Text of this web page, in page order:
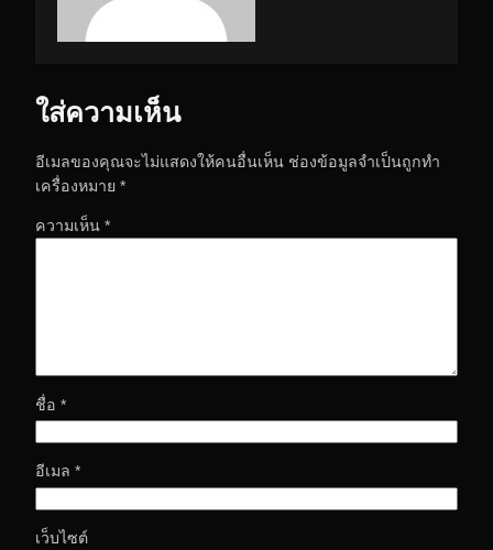
ใส่ความเห็น
อีเมลของคุณจะไม่แสดงให้คนอื่นเห็น ช่องข้อมูลจำเป็นถูกทำ
เครื่องหมาย *
ความเห็น *
ชื่อ *
อีเมล *
เว็บไซต์